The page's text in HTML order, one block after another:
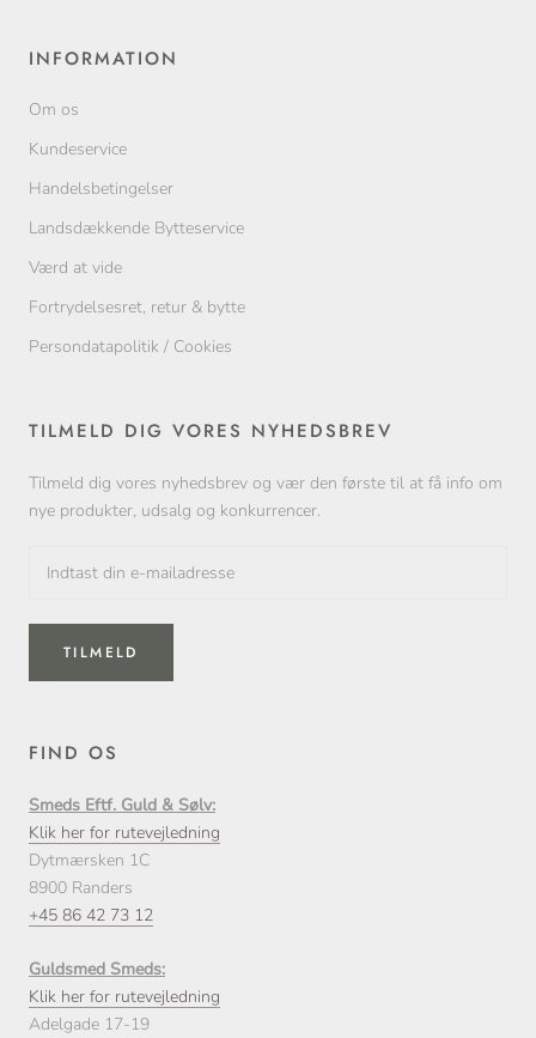
INFORMATION
Om os
Kundeservice
Handelsbetingelser
Landsdækkende Bytteservice
Værd at vide
Fortrydelsesret, retur & bytte
Persondatapolitik / Cookies
TILMELD DIG VORES NYHEDSBREV
Tilmeld dig vores nyhedsbrev og vær den første til at få info om
nye produkter, udsalg og konkurrencer.
TILMELD
FIND OS
Smeds Eftf. Guld & Sølv:
Klik her for rutevejledning
Dytmærsken 1C
8900 Randers
+45 86 42 73 12
Guldsmed Smeds:
Klik her for rutevejledning
Adelgade 17-19